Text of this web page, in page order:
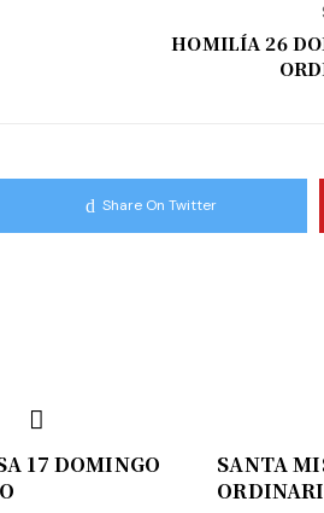
HOMILÍA 26
Share On Twitter
17 DOMINGO
SANTA